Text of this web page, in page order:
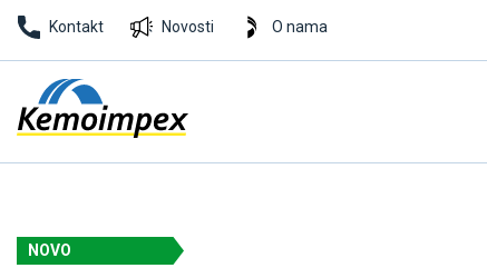
Kontakt Novosti O nama
NOVO